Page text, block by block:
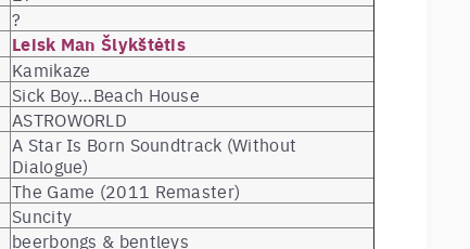
?
Leisk Man Šlykštėtis
Kamikaze
Sick Boy…Beach House
ASTROWORLD
A Star Is Born Soundtrack (Without
Dialogue)
The Game (2011 Remaster)
Suncity
beerbongs & bentleys